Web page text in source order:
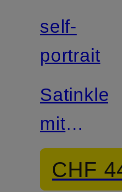
self-
portrait
Satinkleid
mit
Volants
CHF